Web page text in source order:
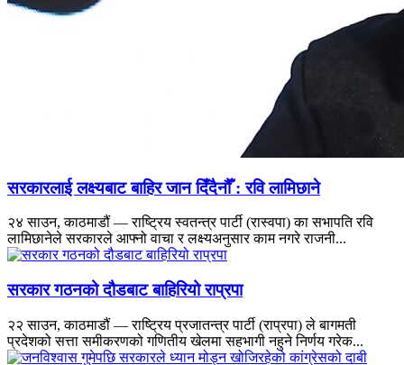
सरकारलाई लक्ष्यबाट बाहिर जान दिँदैनौँ : रवि लामिछाने
२४ साउन, काठमाडौं — राष्ट्रिय स्वतन्त्र पार्टी (रास्वपा) का सभापति रवि
लामिछानेले सरकारले आफ्नो वाचा र लक्ष्यअनुसार काम नगरे राजनी...
सरकार गठनको दौडबाट बाहिरियो राप्रपा
२२ साउन, काठमाडौं — राष्ट्रिय प्रजातन्त्र पार्टी (राप्रपा) ले बागमती
प्रदेशको सत्ता समीकरणको गणितीय खेलमा सहभागी नहुने निर्णय गरेक...